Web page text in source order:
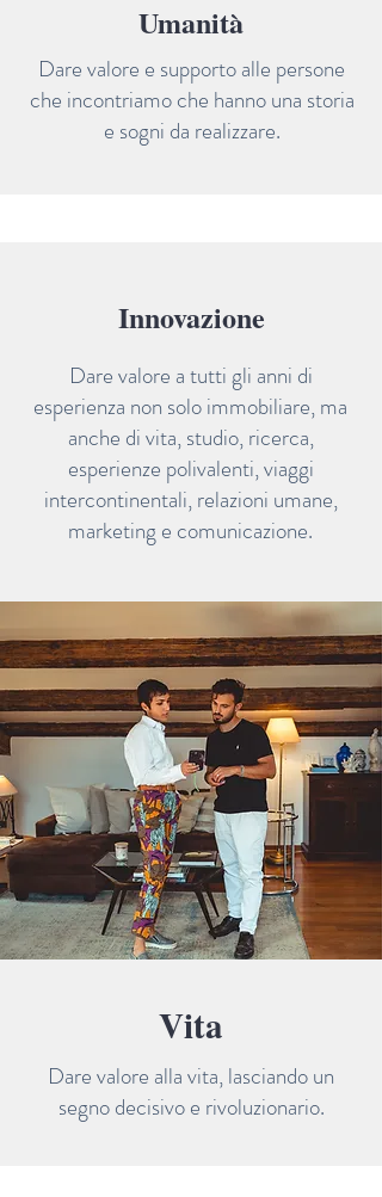
Umanità
Dare valore e supporto alle persone
che incontriamo che hanno una storia
e sogni da realizzare.
Innovazione
Dare valore a tutti gli anni di
esperienza non solo immobiliare, ma
anche di vita, studio, ricerca,
esperienze polivalenti, viaggi
intercontinentali, relazioni umane,
marketing e comunicazione.
Vita
Dare valore alla vita, lasciando un
segno decisivo e rivoluzionario.